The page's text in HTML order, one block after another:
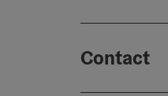
Contact